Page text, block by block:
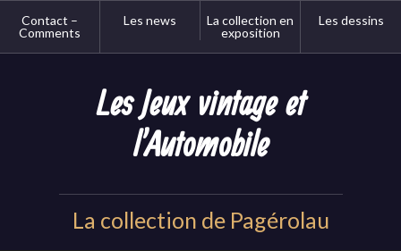
Contact –
Comments
Les news
La collection en
exposition
Les dessins
Les Jeux vintage et
l'Automobile
La collection de Pagérolau